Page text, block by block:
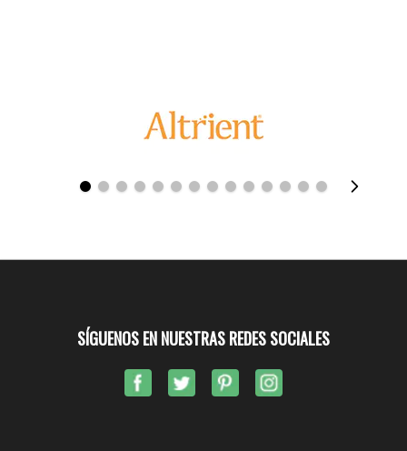
SÍGUENOS EN NUESTRAS REDES SOCIALES